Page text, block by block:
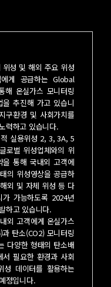
성 및 해외 주요 위성
게 공급하는 Global
온실가스 모니터링
추진해 가고 있습니
구환경 및 사회가치를
력하고 있습니다.
실용위성 2, 3, 3A, 5
로벌 위성업체와의 위
통해 국내외 고객에
의 위성영상을 공급하
외 및 자체 위성 등 다
가능하도록 2024년
하고 있습니다.
외 고객에게 온실가스
탄소(CO2) 모니터링
다양한 형태의 탄소배
필요한 환경과 사회
성 데이터를 활용하는
정입니다.